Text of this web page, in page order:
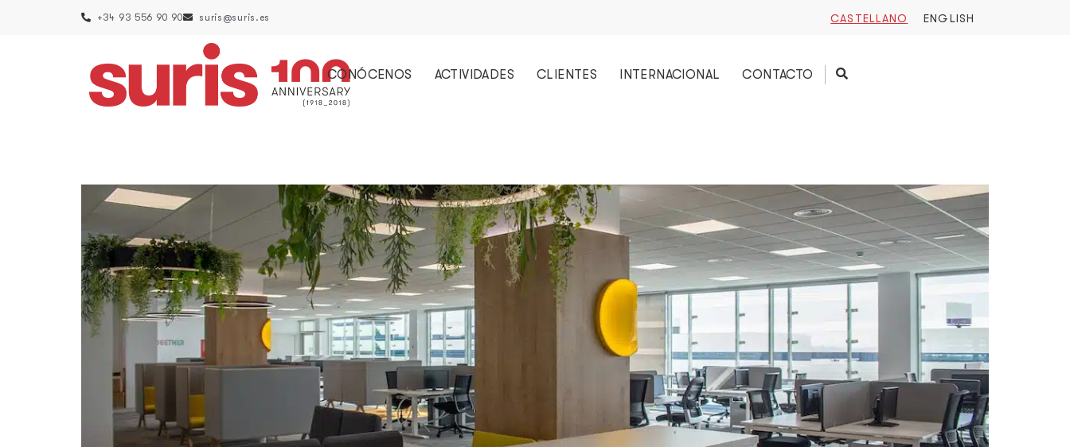
+34 93 556 90 90 suris@suris.es CASTELLANO ENGLISH
CONÓCENOS ACTIVIDADES CLIENTES INTERNACIONAL CONTACTO